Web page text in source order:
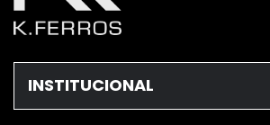
INSTITUCIONAL